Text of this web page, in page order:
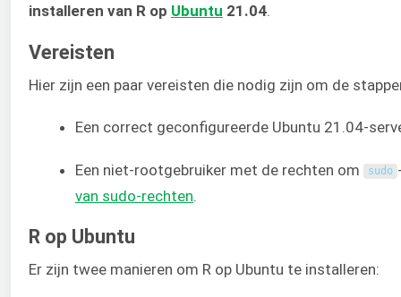
installeren van R op Ubuntu 21.04.
Vereisten
Hier zijn een paar vereisten die nodig zijn om de
Een correct geconfigureerde Ubuntu 21.04-
Een niet-rootgebruiker met de rechten om sudo
van sudo-rechten
R op Ubuntu
Er zijn twee manieren om R op Ubuntu te installeren: